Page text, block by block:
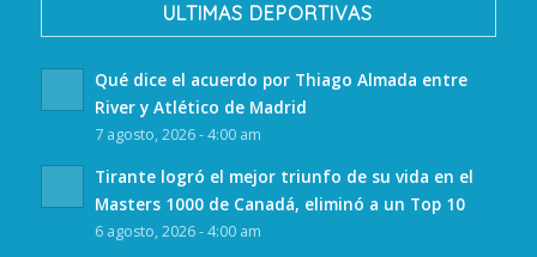
ULTIMAS DEPORTIVAS
Qué dice el acuerdo por Thiago Almada entre
River y Atlético de Madrid
7 agosto, 2026 - 4:00 am
Tirante logró el mejor triunfo de su vida en el
Masters 1000 de Canadá, eliminó a un Top 10
6 agosto, 2026 - 4:00 am